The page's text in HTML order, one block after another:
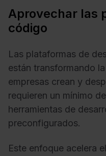
Aprovechar las
código
Las plataformas de
están transformando
empresas crean y
requieren un mínimo
herramientas de
preconfigurados.
Este enfoque acelera